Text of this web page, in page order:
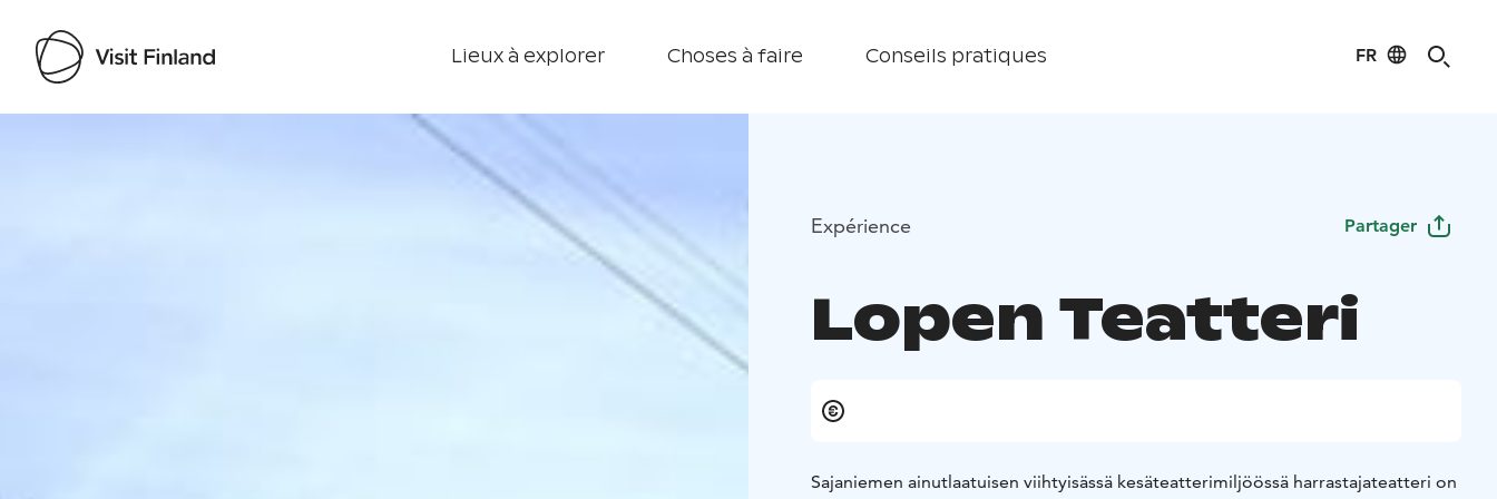
Lieux à explorer Choses à faire Conseils pratiques FR
Visit Finland
Expérience Partager
Lopen Teatteri
Sajaniemen ainutlaatuisen viihtyisässä kesäteatterimiljöössä harrastajateatteri on